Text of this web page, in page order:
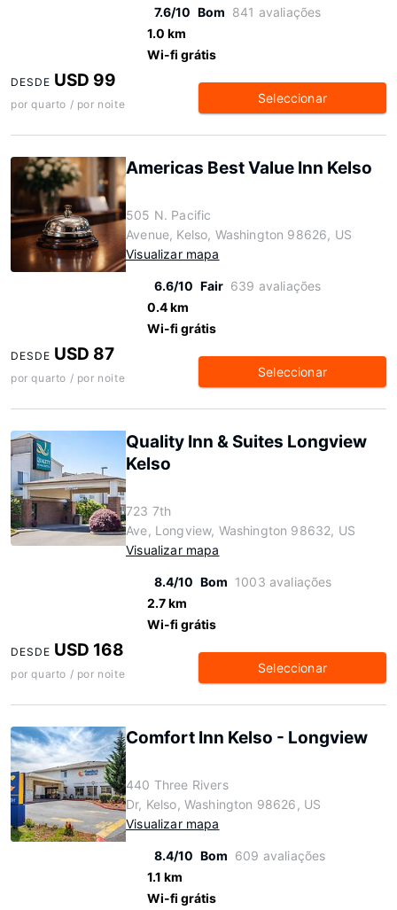
7.6/10 Bom 841 avaliações
1.0 km
Wi-fi grátis
DESDE USD 99
por quarto / por noite Seleccionar
Americas Best Value Inn Kelso
505 N. Pacific
Avenue, Kelso, Washington 98626, US
Visualizar mapa
6.6/10 Fair 639 avaliações
0.4 km
Wi-fi grátis
DESDE USD 87
por quarto / por noite Seleccionar
Quality Inn & Suites Longview
Kelso
723 7th
Ave, Longview, Washington 98632, US
Visualizar mapa
8.4/10 Bom 1003 avaliações
2.7 km
Wi-fi grátis
DESDE USD 168
por quarto / por noite Seleccionar
Comfort Inn Kelso - Longview
440 Three Rivers
Dr, Kelso, Washington 98626, US
Visualizar mapa
8.4/10 Bom 609 avaliações
1.1 km
Wi-fi grátis